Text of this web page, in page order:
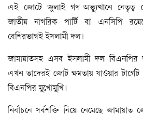
এই জোটে জুলাই গণ-অভ্যুত্থানে
জাতীয় নাগরিক পার্টি বা এনসিপি
বেশিরভাগই ইসলামী দল।
জামায়াতসহ এসব ইসলামী দল বিএনপির
এখন তাদেরই জোট ক্ষমতায় যাওয়ার টার্গেট
বিএনপির মুখোমুখি।
নির্বাচনে সর্বশক্তি নিয়ে নেমেছে জামায়াত